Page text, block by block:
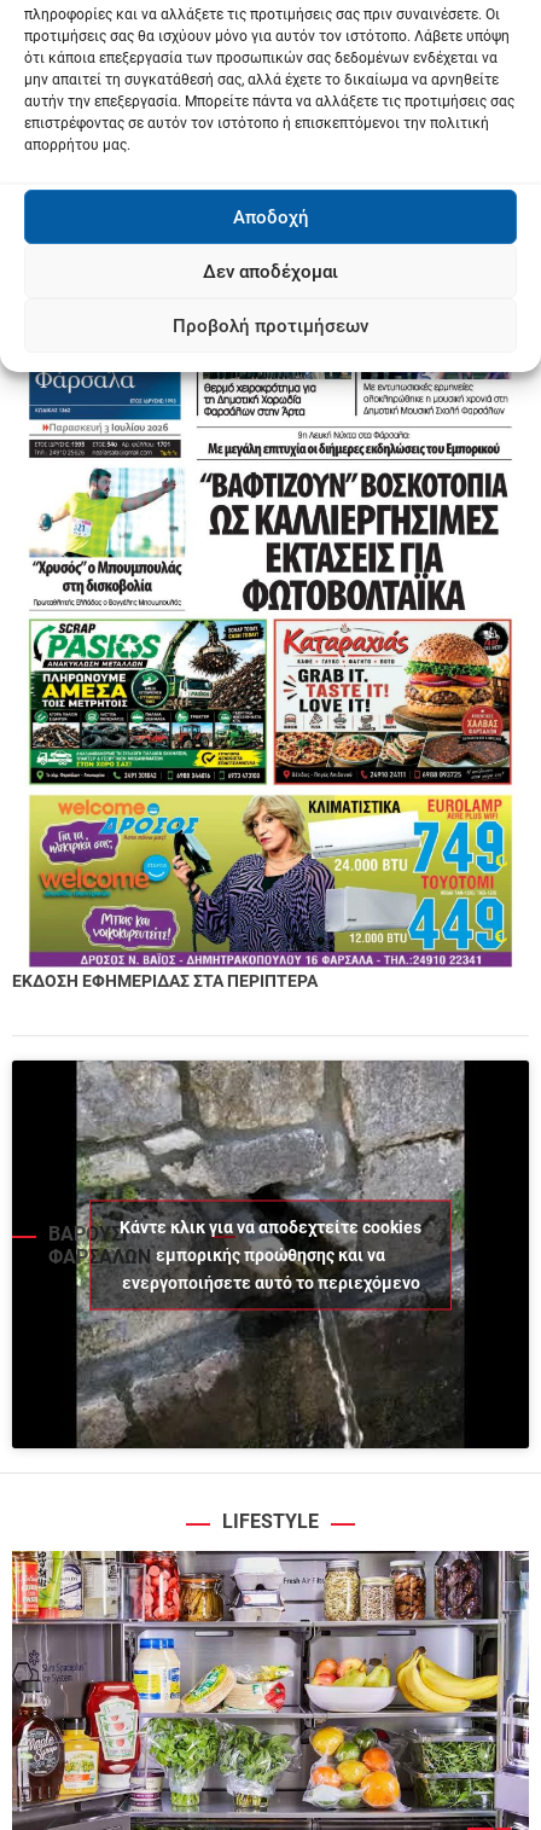
πληροφορίες και να αλλάξετε τις προτιμήσεις σας πριν συναινέσετε. Οι
προτιμήσεις σας θα ισχύουν μόνο για αυτόν τον ιστότοπο. Λάβετε υπόψη
ότι κάποια επεξεργασία των προσωπικών σας δεδομένων ενδέχεται να
μην απαιτεί τη συγκατάθεσή σας, αλλά έχετε το δικαίωμα να αρνηθείτε
αυτήν την επεξεργασία. Μπορείτε πάντα να αλλάξετε τις προτιμήσεις σας
επιστρέφοντας σε αυτόν τον ιστότοπο ή επισκεπτόμενοι την πολιτική
απορρήτου μας.
Αποδοχή
Δεν αποδέχομαι
Προβολή προτιμήσεων
ΕΚΔΟΣΗ ΕΦΗΜΕΡΙΔΑΣ ΣΤΑ ΠΕΡΙΠΤΕΡΑ
ΒΑΡΟΥΣΙ
ΦΑΡΣΑΛΩΝ
Κάντε κλικ για να αποδεχτείτε cookies
εμπορικής προώθησης και να
ενεργοποιήσετε αυτό το περιεχόμενο
LIFESTYLE